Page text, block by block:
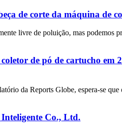
de corte da máquina de
livre de poluição, mas
de pó de cartucho
da Reports Globe, espera-se
Co., Ltd.